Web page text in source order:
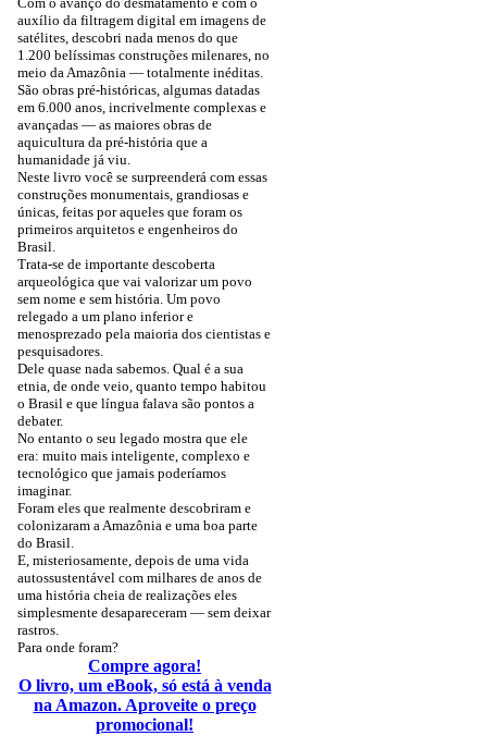
auxílio da filtragem digital em imagens de
satélites, descobri nada menos do que
1.200 belíssimas construções milenares, no
meio da Amazônia — totalmente inéditas.
São obras pré-históricas, algumas datadas
em 6.000 anos, incrivelmente complexas e
avançadas — as maiores obras de
aquicultura da pré-história que a
humanidade já viu.
Neste livro você se surpreenderá com essas
construções monumentais, grandiosas e
únicas, feitas por aqueles que foram os
primeiros arquitetos e engenheiros do
Brasil.
Trata-se de importante descoberta
arqueológica que vai valorizar um povo
sem nome e sem história. Um povo
relegado a um plano inferior e
menosprezado pela maioria dos cientistas e
pesquisadores.
Dele quase nada sabemos. Qual é a sua
etnia, de onde veio, quanto tempo habitou
o Brasil e que língua falava são pontos a
debater.
No entanto o seu legado mostra que ele
era: muito mais inteligente, complexo e
tecnológico que jamais poderíamos
imaginar.
Foram eles que realmente descobriram e
colonizaram a Amazônia e uma boa parte
do Brasil.
E, misteriosamente, depois de uma vida
autossustentável com milhares de anos de
uma história cheia de realizações eles
simplesmente desapareceram — sem deixar
rastros.
Para onde foram?
Compre agora!
O livro, um eBook, só está à venda
na Amazon. Aproveite o preço
promocional!